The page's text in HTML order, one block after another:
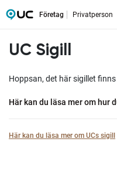
Företag Privatperson
UC Sigill
Hoppsan, det här sigillet
Här kan du läsa mer om hur
Här kan du läsa mer om UCs sigill